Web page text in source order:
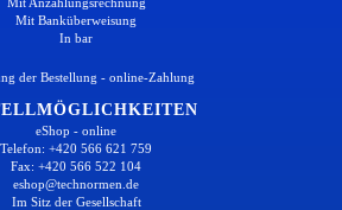
Mit Banküberweisung
In bar
der Bestellung - online-Zahlung
eShop - online
Telefon: +420 566 621 759
Fax: +420 566 522 104
eshop@technormen.de
Im Sitz der Gesellschaft